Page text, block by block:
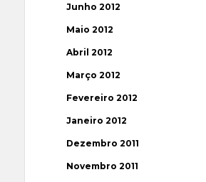
Junho 2012
Maio 2012
Abril 2012
Março 2012
Fevereiro 2012
Janeiro 2012
Dezembro 2011
Novembro 2011